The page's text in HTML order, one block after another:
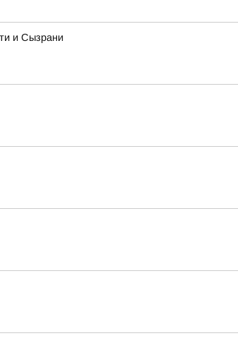
и Сызрани